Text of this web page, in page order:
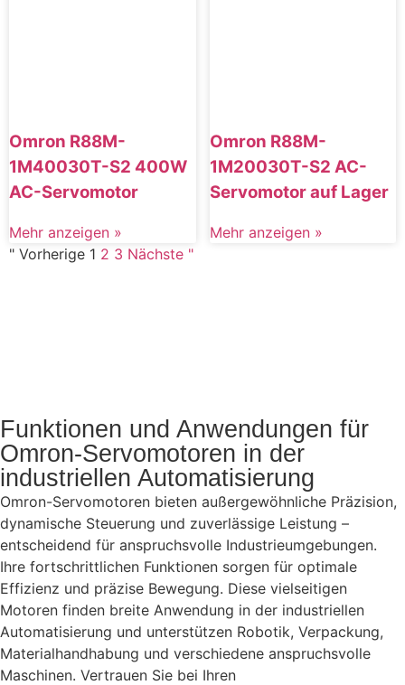
Omron R88M-
1M40030T-S2 400W
AC-Servomotor
Mehr anzeigen »
Omron R88M-
1M20030T-S2 AC-
Servomotor auf Lager
Mehr anzeigen »
" Vorherige 1 2 3 Nächste "
Funktionen und Anwendungen für
Omron-Servomotoren in der
industriellen Automatisierung
Omron-Servomotoren bieten außergewöhnliche Präzision,
dynamische Steuerung und zuverlässige Leistung –
entscheidend für anspruchsvolle Industrieumgebungen.
Ihre fortschrittlichen Funktionen sorgen für optimale
Effizienz und präzise Bewegung. Diese vielseitigen
Motoren finden breite Anwendung in der industriellen
Automatisierung und unterstützen Robotik, Verpackung,
Materialhandhabung und verschiedene anspruchsvolle
Maschinen. Vertrauen Sie bei Ihren